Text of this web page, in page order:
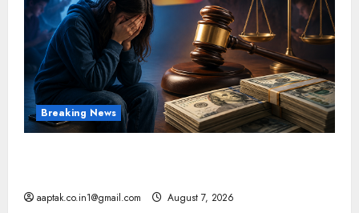
Breaking News
aaptak.co.in1@gmail.com August 7, 2026